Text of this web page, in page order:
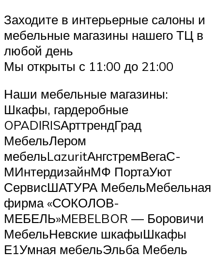
Заходите в интерьерные салоны и
мебельные магазины нашего ТЦ в
любой день
Мы открыты с 11:00 до 21:00
Наши мебельные магазины:
Шкафы, гардеробные
OPADIRISАрттрендГрад
МебельЛером
мебельLazuritАнгстремВегаС-
МИнтердизайнМФ ПортаУют
СервисШАТУРА МебельМебельная
фирма «СОКОЛОВ-
МЕБЕЛЬ»MEBELBOR — Боровичи
МебельНевские шкафыШкафы
Е1Умная мебельЭльба Мебель